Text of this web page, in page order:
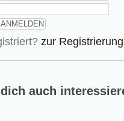
zur Registrierung
auch